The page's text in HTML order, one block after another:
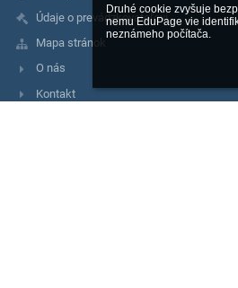
Druhé cookie zvyšuje
nemu EduPage vie
neznámeho počítača.
Údaje o prevádzkovateľovi
Mapa stránok
O nás
Kontakt